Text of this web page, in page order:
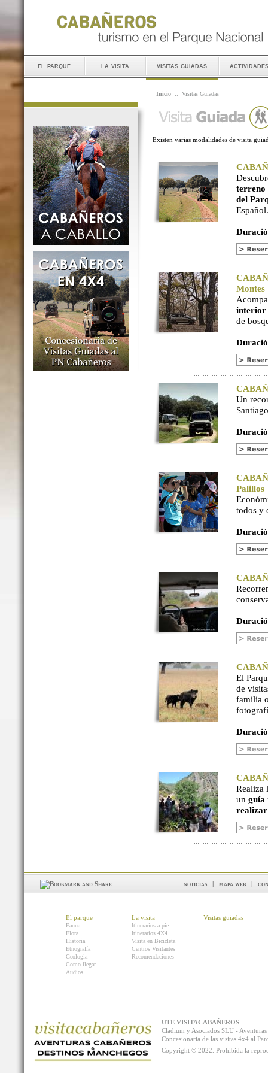
el parque la visita visitas guiadas actividades
Inicio :: Visitas Guiadas
Existen varias modalidades de visita
terreno
del
Español.
Montes
interior
de
Un
Palillos
todos y
El
de
familia
Realiza
un guía
noticias | mapa web |
El parque
Fauna
Flora
Historia
Etnografía
Geología
Como llegar
Audios
La visita
Itinerarios a pie
Itinerarios 4X4
Visita en Bicicleta
Centros Visitantes
Recomendaciones
Visitas guiadas
UTE VISITACABAÑEROS
Cladium y Asociados SLU -
Concesionaria de las visitas 4x4 al
Copyright © 2022. Prohibida la